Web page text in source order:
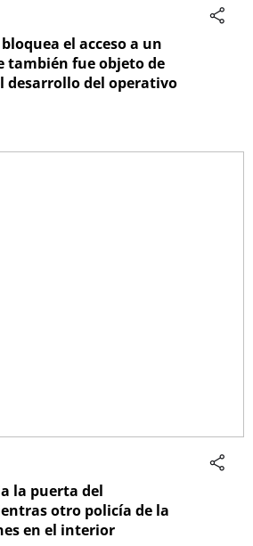
el acceso a un
también fue objeto de
desarrollo del operativo
la puerta del
otro policía de la
en el interior